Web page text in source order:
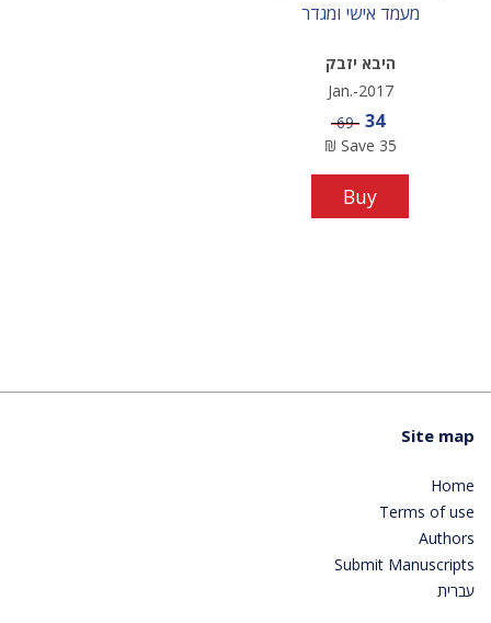
מעמד אישי ומגדר
היבא יזבק
Jan.-2017
Sale price
34
Price
69
Save 35
₪
Buy
Site map
Home
Terms of use
Authors
Submit Manuscripts
עברית